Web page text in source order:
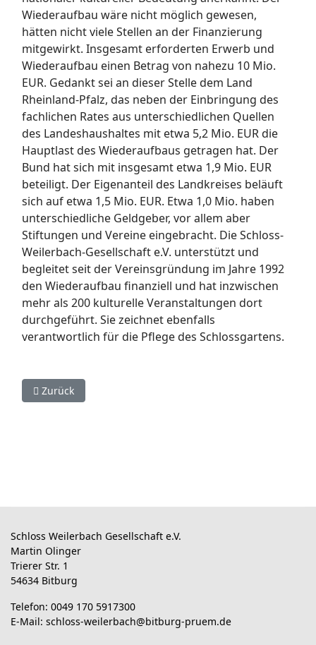
Wiederaufbau wäre nicht möglich gewesen,
hätten nicht viele Stellen an der Finanzierung
mitgewirkt. Insgesamt erforderten Erwerb und
Wiederaufbau einen Betrag von nahezu 10 Mio.
EUR. Gedankt sei an dieser Stelle dem Land
Rheinland-Pfalz, das neben der Einbringung des
fachlichen Rates aus unterschiedlichen Quellen
des Landeshaushaltes mit etwa 5,2 Mio. EUR die
Hauptlast des Wiederaufbaus getragen hat. Der
Bund hat sich mit insgesamt etwa 1,9 Mio. EUR
beteiligt. Der Eigenanteil des Landkreises beläuft
sich auf etwa 1,5 Mio. EUR. Etwa 1,0 Mio. haben
unterschiedliche Geldgeber, vor allem aber
Stiftungen und Vereine eingebracht. Die Schloss-
Weilerbach-Gesellschaft e.V. unterstützt und
begleitet seit der Vereinsgründung im Jahre 1992
den Wiederaufbau finanziell und hat inzwischen
mehr als 200 kulturelle Veranstaltungen dort
durchgeführt. Sie zeichnet ebenfalls
verantwortlich für die Pflege des Schlossgartens.
Vorheriger Beitrag: Besuchen Sie unsere Veranstaltungen
Zurück
Schloss Weilerbach Gesellschaft e.V.
Martin Olinger
Trierer Str. 1
54634 Bitburg
Telefon: 0049 170 5917300
E-Mail: schloss-weilerbach@bitburg-pruem.de